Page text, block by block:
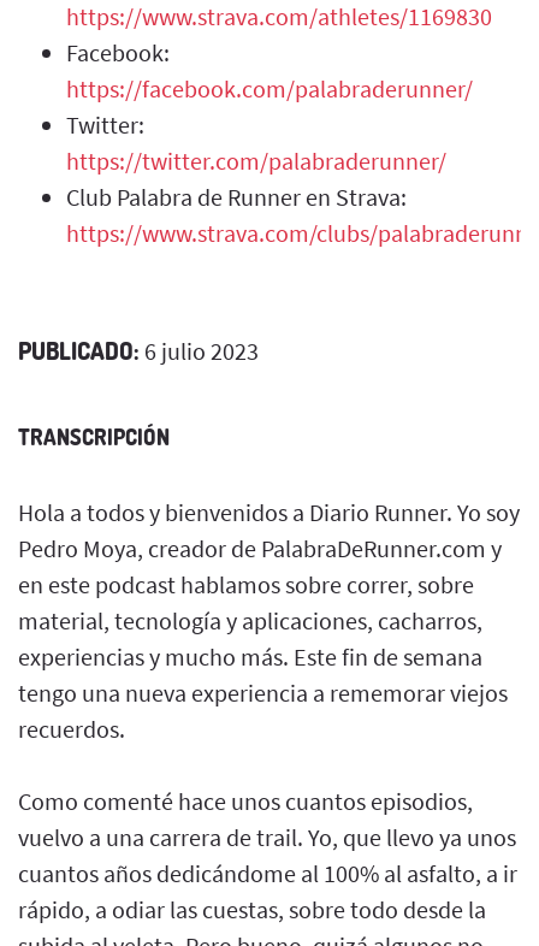
https://www.strava.com/athletes/1169830
Facebook:
https://facebook.com/palabraderunner/
Twitter:
https://twitter.com/palabraderunner/
Club Palabra de Runner en Strava:
https://www.strava.com/clubs/
PUBLICADO: 6 julio 2023
TRANSCRIPCIÓN
Hola a todos y bienvenidos a Diario Runner. Yo soy
Pedro Moya, creador de PalabraDeRunner.com y
en este podcast hablamos sobre correr, sobre
material, tecnología y aplicaciones, cacharros,
experiencias y mucho más. Este fin de semana
tengo una nueva experiencia a rememorar viejos
recuerdos.
Como comenté hace unos cuantos episodios,
vuelvo a una carrera de trail. Yo, que llevo ya unos
cuantos años dedicándome al 100% al asfalto, a ir
rápido, a odiar las cuestas, sobre todo desde la